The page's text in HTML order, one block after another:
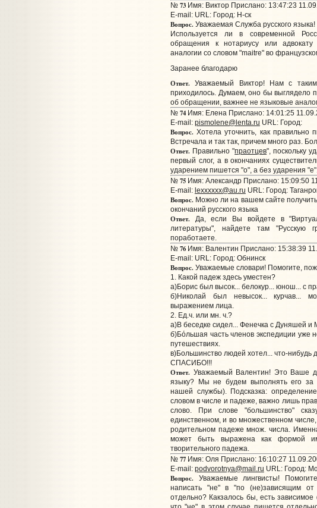
№ 73Имя: Виктор Прислано: 13:47:23
E-mail: URL: Город: Н-ск
Вопрос.Уважаемая Служба русского языка!
Используется ли в современной
обращения к нотариусу или
аналогии со словом "maitre" во
Заранее благодарю
Ответ.Уважаемый Виктор! Нам с таким
приходилось. Думаем, оно бы выглядело
об обращении, важнее не языковые
№ 74Имя: Елена Прислано: 14:01:25
E-mail: pismolene@lenta.ru URL: Город:
Вопрос.Хотела уточнить, как правильно
Встречала и так так, причем много раз.
Ответ.Правильно "праотцев", поскольку
первый слог, а в окончаниях
ударением пишется "о", а без ударения
№ 75Имя: Александр Прислано: 15:09:50
E-mail: lexxxxxx@au.ru URL: Город:
Вопрос.Можно ли на вашем сайте
окончаний русского языка
Ответ.Да, если Вы войдете в
литературы", найдете там "Русскую
поработаете.
№ 76Имя: Валентин Прислано: 15:38:39
E-mail: URL: Город: Обнинск
Вопрос.Уважаемые словари! Помогите,
1. Какой падеж здесь уместен?
а)Борис был высок... белокур... юнош... с
б)Николай был невысок... курчав...
выражением лица.
2. Ед.ч. или мн. ч.?
а)В беседке сидел... Фенечка с Дуняшей и
б)Бόльшая часть членов экспедиции уже
путешествиях.
в)Большинство людей хотел... что-нибудь
СПАСИБО!!!
Ответ.Уважаемый Валентин! Это Ваше
языку? Мы не будем выполнять его за
нашей службы). Подсказка:
словом в числе и падеже, важно лишь
слово. При слове "большинство"
единственном, и во множественном
родительном падеже множ. числа.
может быть выражена как формой
творительного падежа.
№ 77Имя: Оля Прислано: 16:10:27
E-mail: podvorotnya@mail.ru URL: Город:
Вопрос.Уважаемые лингвисты!
написать "не" в "по (не)зависящим
отдельно? Какзалось бы, есть зависимое